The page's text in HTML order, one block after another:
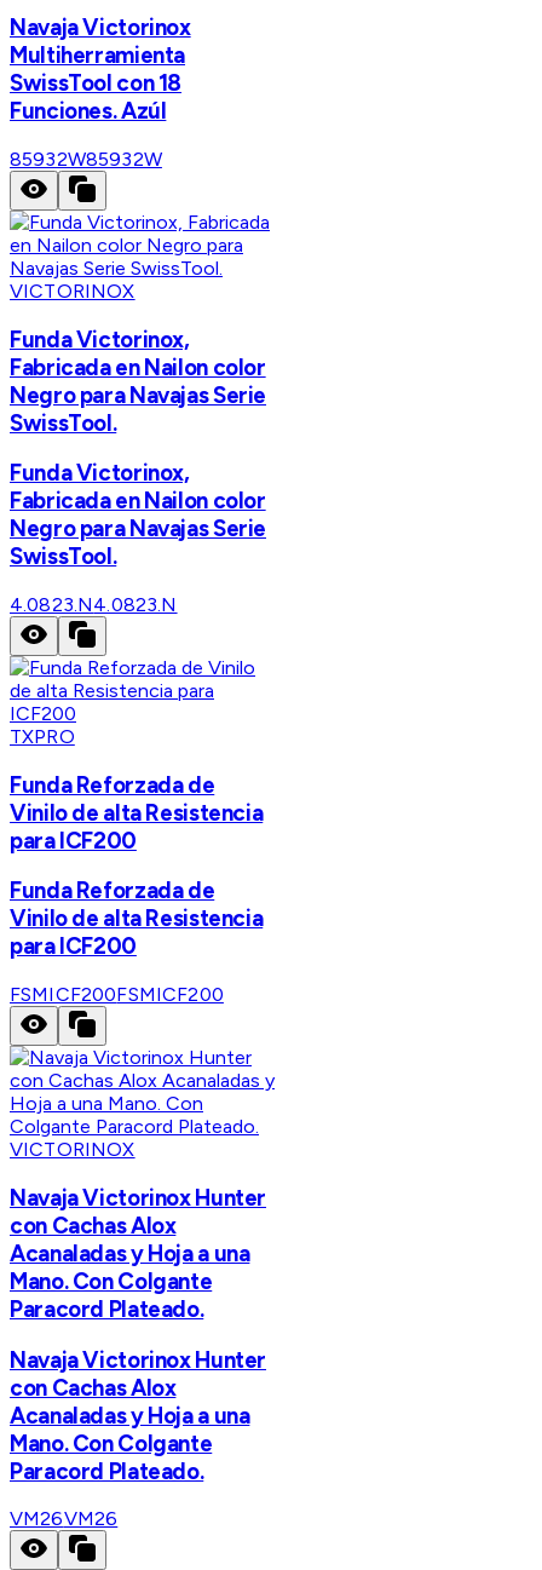
Navaja Victorinox
Multiherramienta
SwissTool con 18
Funciones. Azúl
85932W85932W
VICTORINOX
Funda Victorinox,
Fabricada en Nailon color
Negro para Navajas Serie
SwissTool.
Funda Victorinox,
Fabricada en Nailon color
Negro para Navajas Serie
SwissTool.
4.0823.N4.0823.N
TXPRO
Funda Reforzada de
Vinilo de alta Resistencia
para ICF200
Funda Reforzada de
Vinilo de alta Resistencia
para ICF200
FSMICF200FSMICF200
VICTORINOX
Navaja Victorinox Hunter
con Cachas Alox
Acanaladas y Hoja a una
Mano. Con Colgante
Paracord Plateado.
Navaja Victorinox Hunter
con Cachas Alox
Acanaladas y Hoja a una
Mano. Con Colgante
Paracord Plateado.
VM26VM26